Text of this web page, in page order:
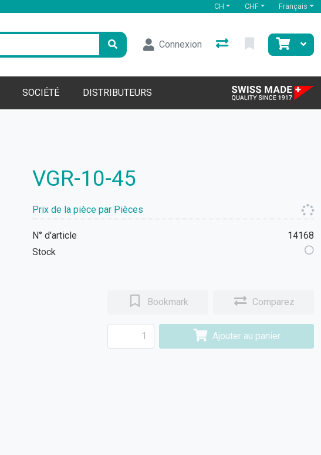
CH CHF Français
Connexion
SOCIÉTÉ DISTRIBUTEURS
VGR-10-45
Prix de la pièce par Pièces
N° d'article
14168
Stock
Bookmark Comparez
Ajouter au panier